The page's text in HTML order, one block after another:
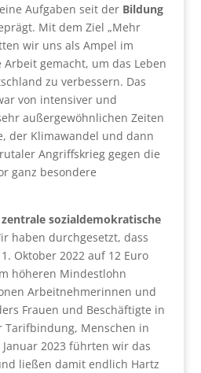
Aufgaben seit der Bildung
Mit dem Ziel „Mehr
wir uns als Ampel im
Arbeit gemacht, um das Leben
zu verbessern. Das
von intensiver und
außergewöhnlichen Zeiten
der Klimawandel und dann
Angriffskrieg gegen die
ganz besondere
zentrale sozialdemokratische
haben durchgesetzt, dass
Oktober 2022 auf 12 Euro
höheren Mindestlohn
Arbeitnehmerinnen und
Frauen und Beschäftigte in
Tarifbindung, Menschen in
2023 führten wir das
ließen damit endlich Hartz